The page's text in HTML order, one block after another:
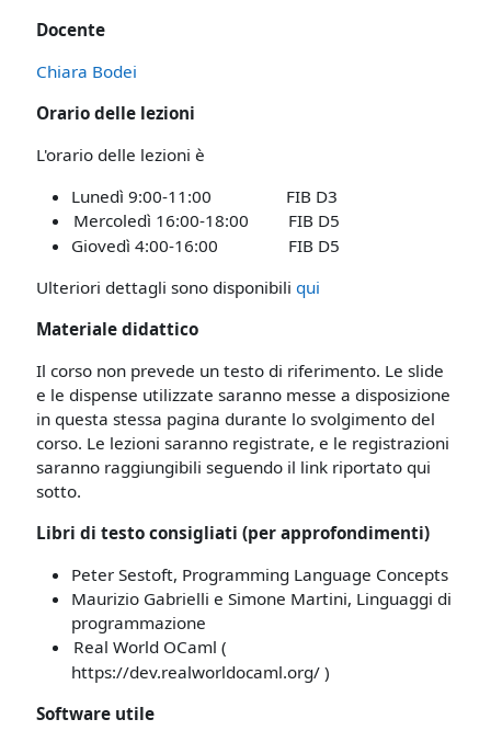
Docente
Chiara Bodei
Orario delle lezioni
L'orario delle lezioni è
Lunedì 9:00-11:00
FIB D3
Mercoledì 16:00-18:00
FIB D5
Giovedì 4:00-16:00
FIB D5
Ulteriori dettagli sono disponibili qui
Materiale didattico
Il corso non prevede un testo di riferimento. Le slide
e le dispense utilizzate saranno messe a disposizione
in questa stessa pagina durante lo svolgimento del
corso. Le lezioni saranno registrate, e le registrazioni
saranno raggiungibili seguendo il link riportato qui
sotto.
Libri di testo consigliati (per approfondimenti)
Peter Sestoft, Programming Language Concepts
Maurizio Gabrielli e Simone Martini, Linguaggi di
programmazione
Real World OCaml (
https://dev.realworldocaml.org/ )
Software utile